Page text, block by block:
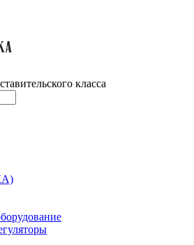
класса